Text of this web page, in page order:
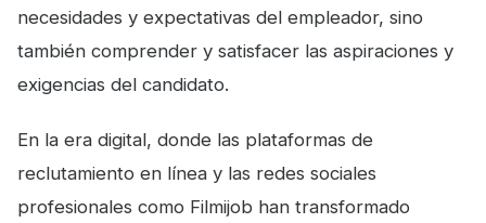
necesidades y expectativas del empleador, sino
también comprender y satisfacer las aspiraciones y
exigencias del candidato.
En la era digital, donde las plataformas de
reclutamiento en línea y las redes sociales
profesionales como Filmijob han transformado